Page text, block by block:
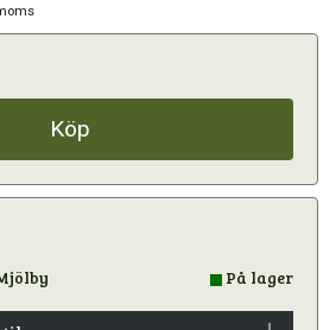
Köp
På lager